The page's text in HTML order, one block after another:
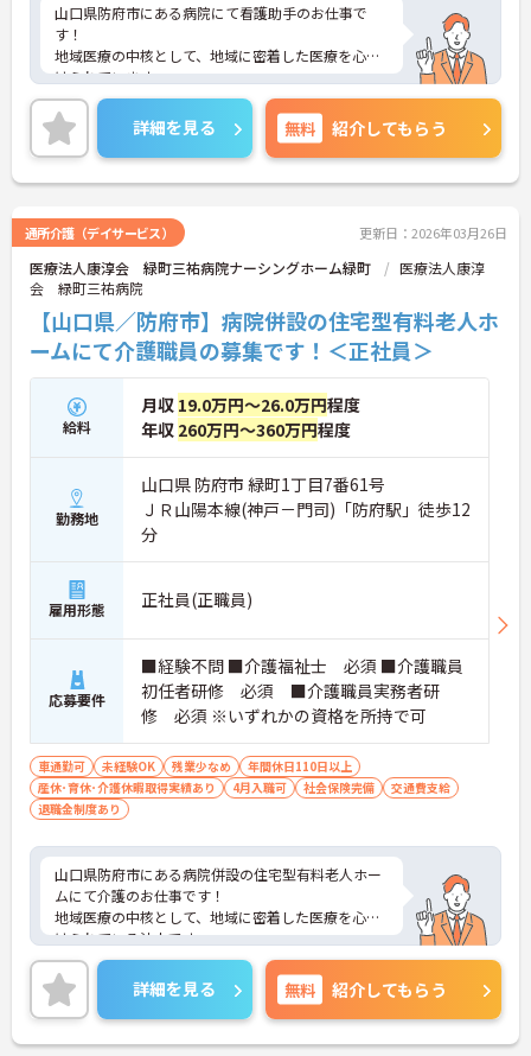
山口県防府市にある病院にて看護助手のお仕事で
す！
地域医療の中核として、地域に密着した医療を心が
けられています。
安心して働ける職場をモットーに、完全週休2日制
など、職員の福利厚生面の充実に努めています★
無資格・未経験の方のご応募も可能ですので、この
機に介護のお仕事をスタートされたい方にもおすす
めの求人です♪
詳細をお話しいたしますのでお気軽にご相談くださ
い。
詳細を見る 無料 紹介してもらう
通所介護（デイサービス） 更新日：2026年03月26日
医療法人康淳会 緑町三祐病院ナーシングホーム緑町
医療法人康淳
会 緑町三祐病院
【山口県／防府市】病院併設の住宅型有料老人ホ
ームにて介護職員の募集です！＜正社員＞
給料
月収 19.0万円～26.0万円程度
年収 260万円～360万円程度
勤務地
山口県 防府市 緑町1丁目7番61号
ＪＲ山陽本線(神戸－門司)「防府駅」徒歩12
分
雇用形態 正社員(正職員)
応募要件
■経験不問 ■介護福祉士 必須 ■介護職員
初任者研修 必須 ■介護職員実務者研
修 必須 ※いずれかの資格を所持で可
車通勤可 未経験OK 残業少なめ
年間休日110日以上
産休･育休･介護休暇取得実績あり
4月入職可 社会保険完備
交通費支給
退職金制度あり
山口県防府市にある病院併設の住宅型有料老人ホー
ムにて介護のお仕事です！
地域医療の中核として、地域に密着した医療を心が
けられている法人です。
安心して働ける職場をモットーに、完全週休2日制
など、職員の福利厚生面の充実に努められています
★
ご興味ある方には、面接対策ポイントなど、さらに
詳細をお話しいたしますのでお気軽にご相談くださ
詳細を見る 無料 紹介してもらう